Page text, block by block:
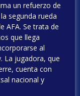
un refuerzo de
segunda rueda
AFA. Se trata de
que llega
al
La jugadora, que
cuenta con
nacional y